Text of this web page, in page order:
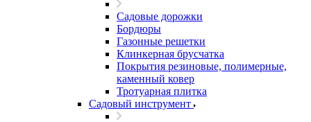
Садовые дорожки
Бордюры
Газонные решетки
Клинкерная брусчатка
Покрытия резиновые, полимерные,
каменный ковер
Тротуарная плитка
Садовый инструмент